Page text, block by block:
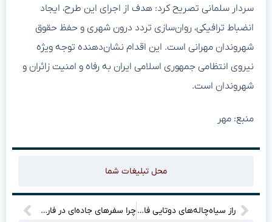
سردار سلمانی تصریح کرد: هدف از اجرای این طرح، ایجاد
انضباط ترافیکی، روان‌سازی تردد درون شهری و حفظ حقوق
شهروندان مهرانی است. این اقدام نشان‌دهنده توجه ویژه
نیروی انتظامی جمهوری اسلامی ایران به رفاه و امنیت زائران و
شهروندان است.
منبع: مهر
محل تبلیغات شما
راز سیاه‌چاله‌های دوتایی فاش شد: مهمان ناخوانده‌ای که معادلات را به هم ریخت! چرا سفرهای جاده‌ای در فارس این روزها بی‌وقفه در جریان است؟